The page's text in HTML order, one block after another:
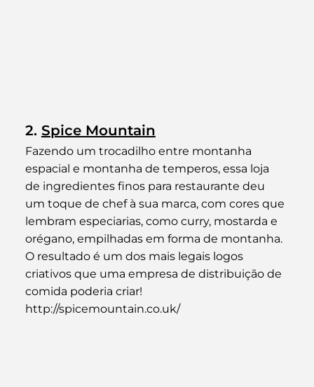
2. Spice Mountain
Fazendo um trocadilho entre montanha
espacial e montanha de temperos, essa loja
de ingredientes finos para restaurante deu
um toque de chef à sua marca, com cores que
lembram especiarias, como curry, mostarda e
orégano, empilhadas em forma de montanha.
O resultado é um dos mais legais logos
criativos que uma empresa de distribuição de
comida poderia criar!
http://spicemountain.co.uk/